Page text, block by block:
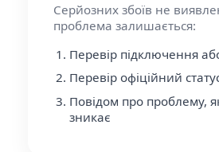
Серйозних збоїв не
проблема залишається:
Перевір підключення
Перевір офіційний
Повідом про проблему,
зникає